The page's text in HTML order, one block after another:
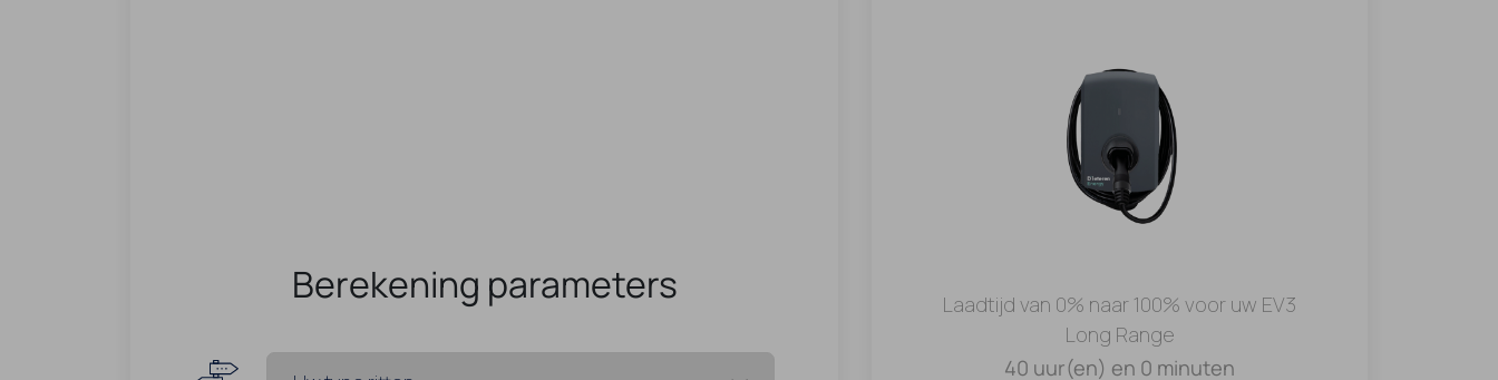
Berekening parameters
Laadtijd van 0% naar 100% voor uw EV3
Long Range
40 uur(en) en 0 minuten